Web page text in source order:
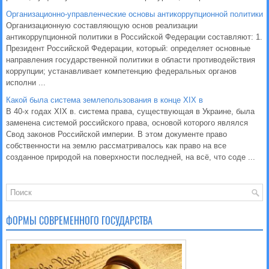
Организационно-управленческие основы антикоррупционной политики
Организационную составляющую основ реализации
антикоррупционной политики в Российской Федерации составляют: 1.
Президент Российской Федерации, который: определяет основные
направления государственной политики в области противодействия
коррупции; устанавливает компетенцию федеральных органов
исполни ...
Какой была система землепользования в конце XIX в
В 40-х годах ХІХ в. система права, существующая в Украине, была
заменена системой российского права, основой которого являлся
Свод законов Российской империи. В этом документе право
собственности на землю рассматривалось как право на все
созданное природой на поверхности последней, на всё, что соде ...
ФОРМЫ СОВРЕМЕННОГО ГОСУДАРСТВА